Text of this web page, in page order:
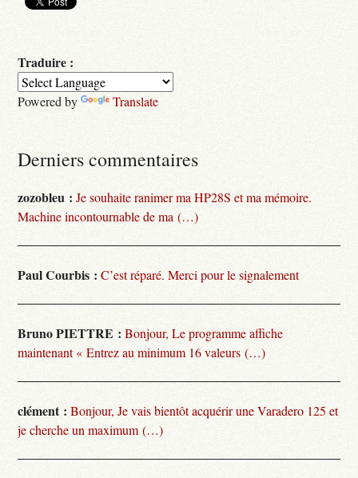
Traduire :
Powered by Translate
Derniers commentaires
zozobleu : Je souhaite ranimer ma HP28S et ma mémoire.
Machine incontournable de ma (…)
Paul Courbis : C’est réparé. Merci pour le signalement
Bruno PIETTRE : Bonjour, Le programme affiche
maintenant « Entrez au minimum 16 valeurs (…)
clément : Bonjour, Je vais bientôt acquérir une Varadero 125 et
je cherche un maximum (…)